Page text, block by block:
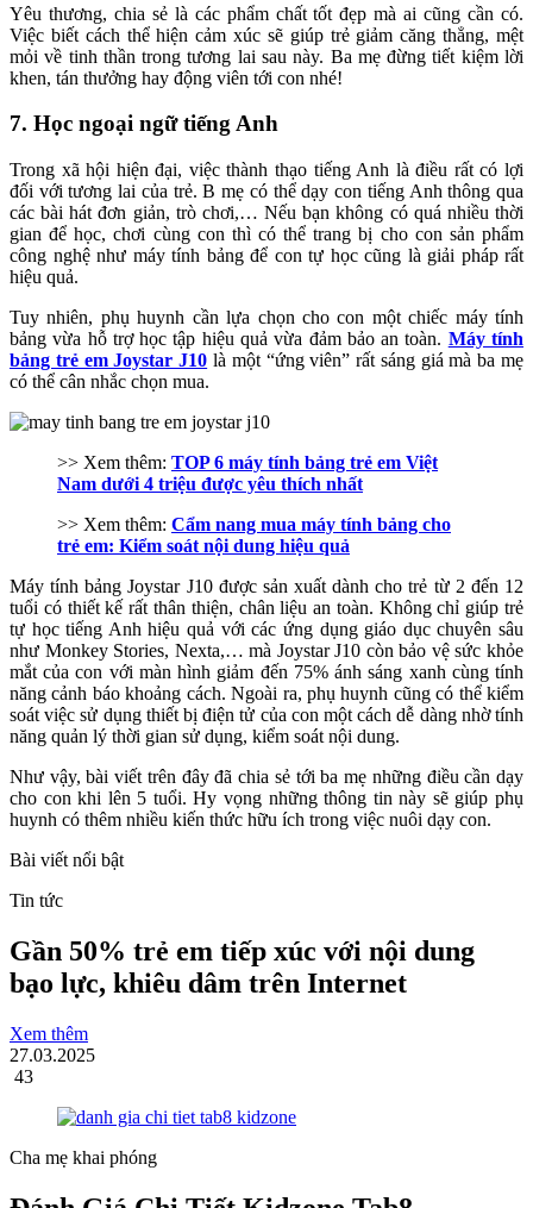
Yêu thương, chia sẻ là các phẩm chất tốt đẹp mà ai cũng cần có.
Việc biết cách thể hiện cảm xúc sẽ giúp trẻ giảm căng thẳng, mệt
mỏi về tinh thần trong tương lai sau này. Ba mẹ đừng tiết kiệm lời
khen, tán thưởng hay động viên tới con nhé!
7. Học ngoại ngữ tiếng Anh
Trong xã hội hiện đại, việc thành thạo tiếng Anh là điều rất có lợi
đối với tương lai của trẻ. B mẹ có thể dạy con tiếng Anh thông qua
các bài hát đơn giản, trò chơi,… Nếu bạn không có quá nhiều thời
gian để học, chơi cùng con thì có thể trang bị cho con sản phẩm
công nghệ như máy tính bảng để con tự học cũng là giải pháp rất
hiệu quả.
Tuy nhiên, phụ huynh cần lựa chọn cho con một chiếc máy tính
bảng vừa hỗ trợ học tập hiệu quả vừa đảm bảo an toàn. Máy tính
bảng trẻ em Joystar J10 là một “ứng viên” rất sáng giá mà ba mẹ
có thể cân nhắc chọn mua.
>> Xem thêm: TOP 6 máy tính bảng trẻ em Việt
Nam dưới 4 triệu được yêu thích nhất
>> Xem thêm: Cẩm nang mua máy tính bảng cho
trẻ em: Kiểm soát nội dung hiệu quả
Máy tính bảng Joystar J10 được sản xuất dành cho trẻ từ 2 đến 12
tuổi có thiết kế rất thân thiện, chân liệu an toàn. Không chỉ giúp trẻ
tự học tiếng Anh hiệu quả với các ứng dụng giáo dục chuyên sâu
như Monkey Stories, Nexta,… mà Joystar J10 còn bảo vệ sức khỏe
mắt của con với màn hình giảm đến 75% ánh sáng xanh cùng tính
năng cảnh báo khoảng cách. Ngoài ra, phụ huynh cũng có thể kiểm
soát việc sử dụng thiết bị điện tử của con một cách dễ dàng nhờ tính
năng quản lý thời gian sử dụng, kiểm soát nội dung.
Như vậy, bài viết trên đây đã chia sẻ tới ba mẹ những điều cần dạy
cho con khi lên 5 tuổi. Hy vọng những thông tin này sẽ giúp phụ
huynh có thêm nhiều kiến thức hữu ích trong việc nuôi dạy con.
Bài viết nổi bật
Tin tức
Gần 50% trẻ em tiếp xúc với nội dung
bạo lực, khiêu dâm trên Internet
Xem thêm
27.03.2025
43
Cha mẹ khai phóng